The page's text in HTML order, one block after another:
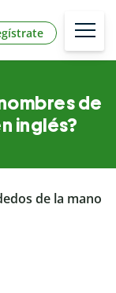
de
inglés?
de la mano